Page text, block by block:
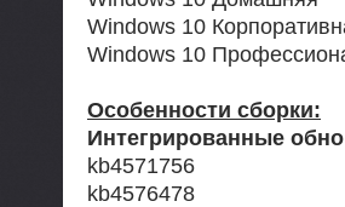
Windows 10
Windows 10
Особенности сборки:
Интегрированные
kb4571756
kb4576478